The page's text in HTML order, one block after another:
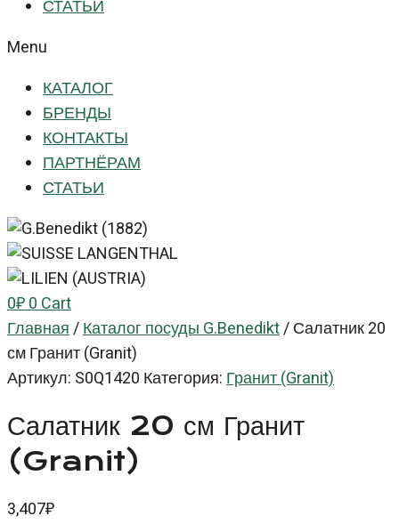
СТАТЬИ
Menu
КАТАЛОГ
БРЕНДЫ
КОНТАКТЫ
ПАРТНЁРАМ
СТАТЬИ
0₽0Cart
Главная/Каталог посуды G.Benedikt/Салатник 20
см Гранит (Granit)
Артикул: S0Q1420 Категория:Гранит (Granit)
Салатник 20 см Гранит
(Granit)
3,407₽